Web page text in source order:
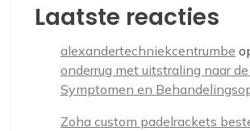
Laatste reacties
alexandertechniekcentrumbe
onderrug met uitstraling naar
Symptomen en
Zoha custom padelrackets